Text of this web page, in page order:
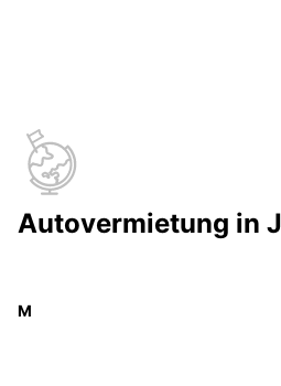
Autovermietung in
M